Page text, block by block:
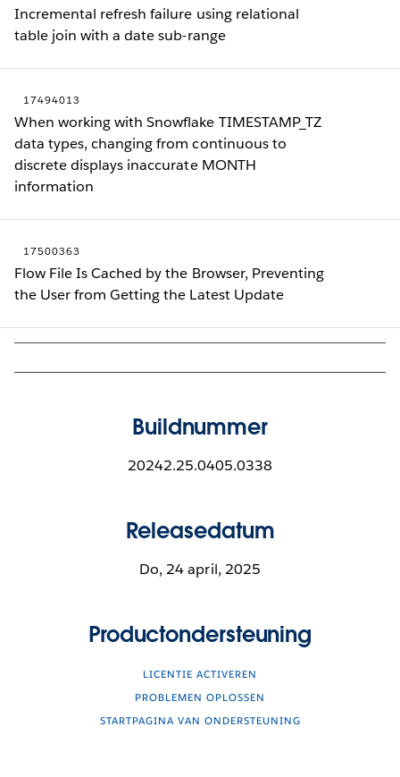
Incremental refresh failure using relational
table join with a date sub-range
17494013
When working with Snowflake TIMESTAMP_TZ
data types, changing from continuous to
discrete displays inaccurate MONTH
information
17500363
Flow File Is Cached by the Browser, Preventing
the User from Getting the Latest Update
Buildnummer
20242.25.0405.0338
Releasedatum
Do, 24 april, 2025
Productondersteuning
LICENTIE ACTIVEREN
PROBLEMEN OPLOSSEN
STARTPAGINA VAN ONDERSTEUNING